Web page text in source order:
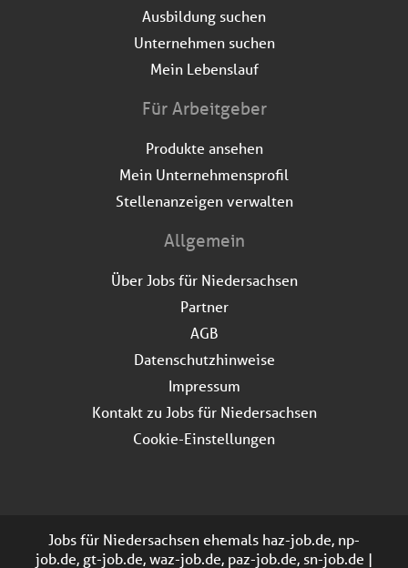
Ausbildung suchen
Unternehmen suchen
Mein Lebenslauf
Für Arbeitgeber
Produkte ansehen
Mein Unternehmensprofil
Stellenanzeigen verwalten
Allgemein
Über Jobs für Niedersachsen
Partner
AGB
Datenschutzhinweise
Impressum
Kontakt zu Jobs für Niedersachsen
Cookie-Einstellungen
Jobs für Niedersachsen ehemals haz-job.de, np-
job.de, gt-job.de, waz-job.de, paz-job.de, sn-job.de |